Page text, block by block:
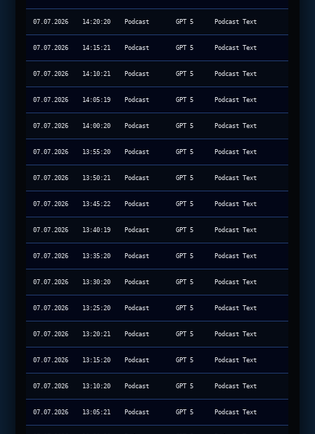
07.07.2026 14:20:20 Podcast GPT 5 Podcast Text
07.07.2026 14:15:21 Podcast GPT 5 Podcast Text
07.07.2026 14:10:21 Podcast GPT 5 Podcast Text
07.07.2026 14:05:19 Podcast GPT 5 Podcast Text
07.07.2026 14:00:20 Podcast GPT 5 Podcast Text
07.07.2026 13:55:20 Podcast GPT 5 Podcast Text
07.07.2026 13:50:21 Podcast GPT 5 Podcast Text
07.07.2026 13:45:22 Podcast GPT 5 Podcast Text
07.07.2026 13:40:19 Podcast GPT 5 Podcast Text
07.07.2026 13:35:20 Podcast GPT 5 Podcast Text
07.07.2026 13:30:20 Podcast GPT 5 Podcast Text
07.07.2026 13:25:20 Podcast GPT 5 Podcast Text
07.07.2026 13:20:21 Podcast GPT 5 Podcast Text
07.07.2026 13:15:20 Podcast GPT 5 Podcast Text
07.07.2026 13:10:20 Podcast GPT 5 Podcast Text
07.07.2026 13:05:21 Podcast GPT 5 Podcast Text